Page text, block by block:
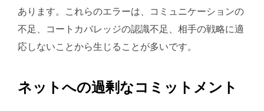
あります。これらのエラーは、コミュニケーションの
不足、コートカバレッジの認識不足、相手の戦略に適
応しないことから生じることが多いです。
ネットへの過剰なコミットメント